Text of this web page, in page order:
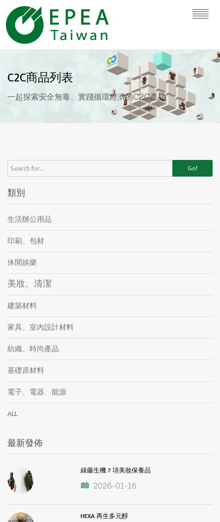
C2C商品列表
一起探索安全無毒、實踐循環經濟的C2C產品
Go!
類別
生活辦公用品
印刷、包材
休閒娛樂
美妝、清潔
建築材料
家具、室內設計材料
紡織、時尚產品
基礎原材料
電子、電器、能源
ALL
最新發佈
綠藤生機 7 項美妝保養品
2026-01-16
HEXA 再生多元醇